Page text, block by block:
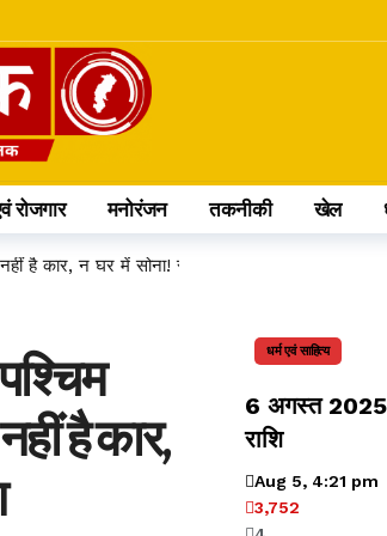
रोजगार मनोरंजन तकनीकी खेल
न घर में सोना! संपत्ति में सिर्फ ₹12 हजार कैश
है कार,
धर्म एवं साहित्य
6 अगस्त
राशि
Aug 5, 4:21 pm
3,752